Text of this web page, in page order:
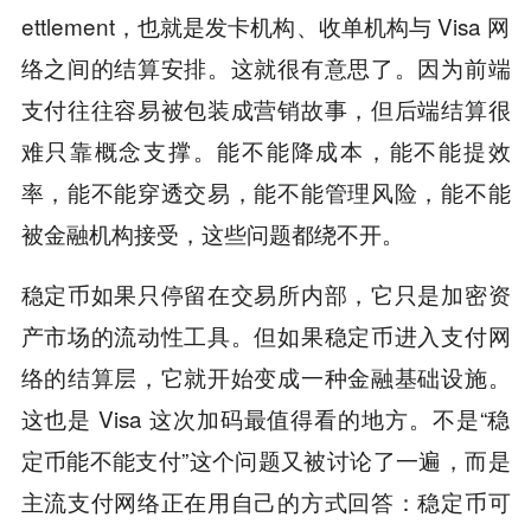
ettlement，也就是发卡机构、收单机构与 Visa 网
络之间的结算安排。这就很有意思了。因为前端
支付往往容易被包装成营销故事，但后端结算很
难只靠概念支撑。能不能降成本，能不能提效
率，能不能穿透交易，能不能管理风险，能不能
被金融机构接受，这些问题都绕不开。
稳定币如果只停留在交易所内部，它只是加密资
产市场的流动性工具。但如果稳定币进入支付网
络的结算层，它就开始变成一种金融基础设施。
这也是 Visa 这次加码最值得看的地方。不是“稳
定币能不能支付”这个问题又被讨论了一遍，而是
主流支付网络正在用自己的方式回答：稳定币可